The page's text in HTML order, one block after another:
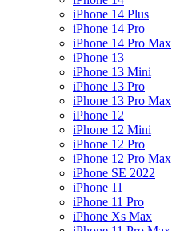
iPhone 14 Plus
iPhone 14 Pro
iPhone 14 Pro Max
iPhone 13
iPhone 13 Mini
iPhone 13 Pro
iPhone 13 Pro Max
iPhone 12
iPhone 12 Mini
iPhone 12 Pro
iPhone 12 Pro Max
iPhone SE 2022
iPhone 11
iPhone 11 Pro
iPhone Xs Max